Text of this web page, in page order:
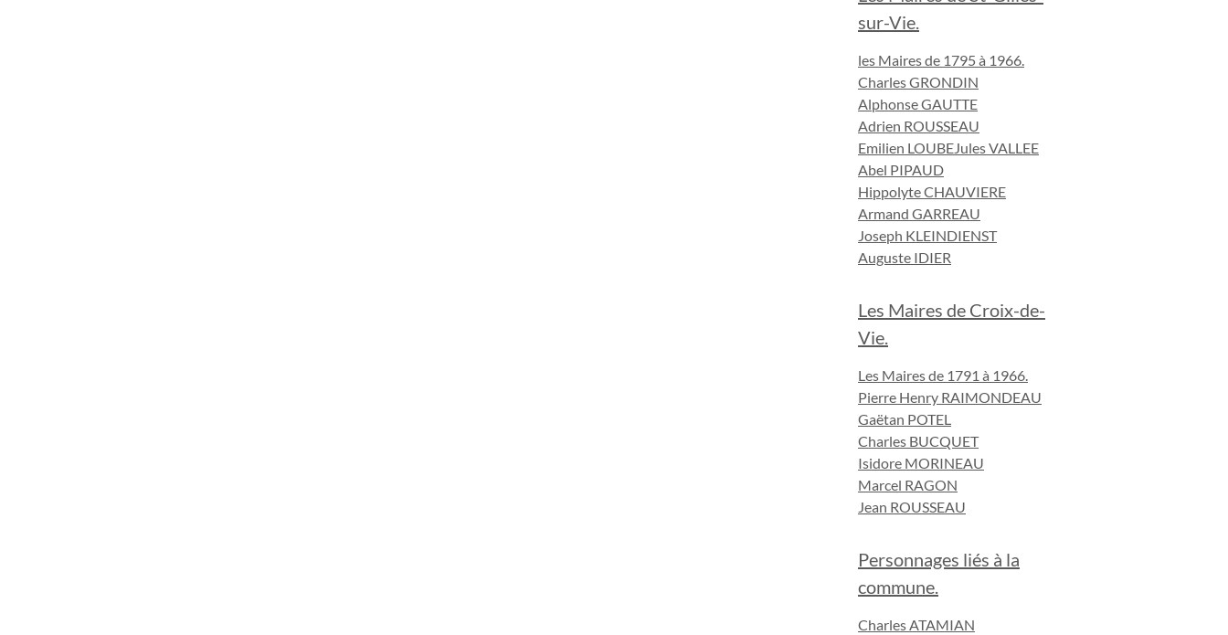
sur-Vie.
les Maires de 1795 à 1966.
Charles GRONDIN
Alphonse GAUTTE
Adrien ROUSSEAU
Emilien LOUBEJules VALLEE
Abel PIPAUD
Hippolyte CHAUVIERE
Armand GARREAU
Joseph KLEINDIENST
Auguste IDIER
Les Maires de Croix-de-
Vie.
Les Maires de 1791 à 1966.
Pierre Henry RAIMONDEAU
Gaëtan POTEL
Charles BUCQUET
Isidore MORINEAU
Marcel RAGON
Jean ROUSSEAU
Personnages liés à la
commune.
Charles ATAMIAN